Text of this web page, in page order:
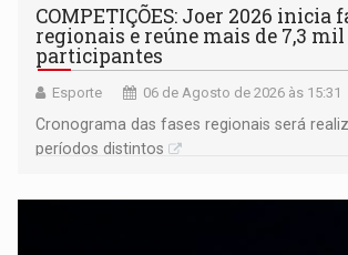
COMPETIÇÕES: Joer 2026 inicia
regionais e reúne mais de 7,3 mil
participantes
Esporte 06 de Agosto de 2026 às 15:31
Cronograma das fases regionais será
períodos distintos